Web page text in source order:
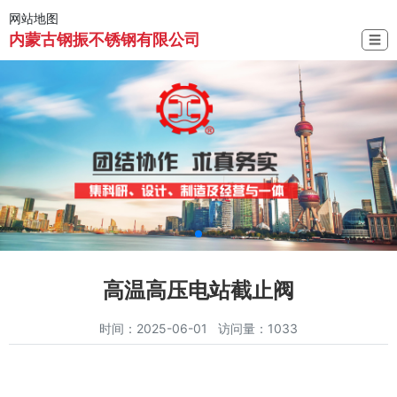
网站地图
内蒙古钢振不锈钢有限公司 ☰
高温高压电站截止阀
时间：2025-06-01 访问量：1033